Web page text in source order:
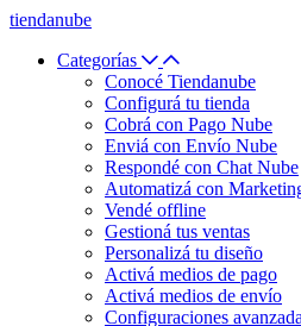
tiendanube
Categorías
Conocé Tiendanube
Configurá tu tienda
Cobrá con Pago Nube
Enviá con Envío Nube
Respondé con Chat Nube
Automatizá con
Vendé offline
Gestioná tus ventas
Personalizá tu diseño
Activá medios de pago
Activá medios de envío
Configuraciones